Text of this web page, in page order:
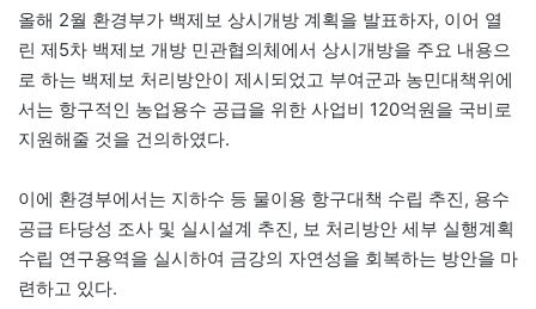
올해 2월 환경부가 백제보 상시개방 계획을 발표하자, 이어 열
린 제5차 백제보 개방 민관협의체에서 상시개방을 주요 내용으
로 하는 백제보 처리방안이 제시되었고 부여군과 농민대책위에
서는 항구적인 농업용수 공급을 위한 사업비 120억원을 국비로
지원해줄 것을 건의하였다.
이에 환경부에서는 지하수 등 물이용 항구대책 수립 추진, 용수
공급 타당성 조사 및 실시설계 추진, 보 처리방안 세부 실행계획
수립 연구용역을 실시하여 금강의 자연성을 회복하는 방안을 마
련하고 있다.